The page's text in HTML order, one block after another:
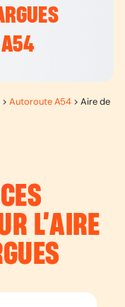
A54
> Autoroute A54 > Aire de
L’AIRE